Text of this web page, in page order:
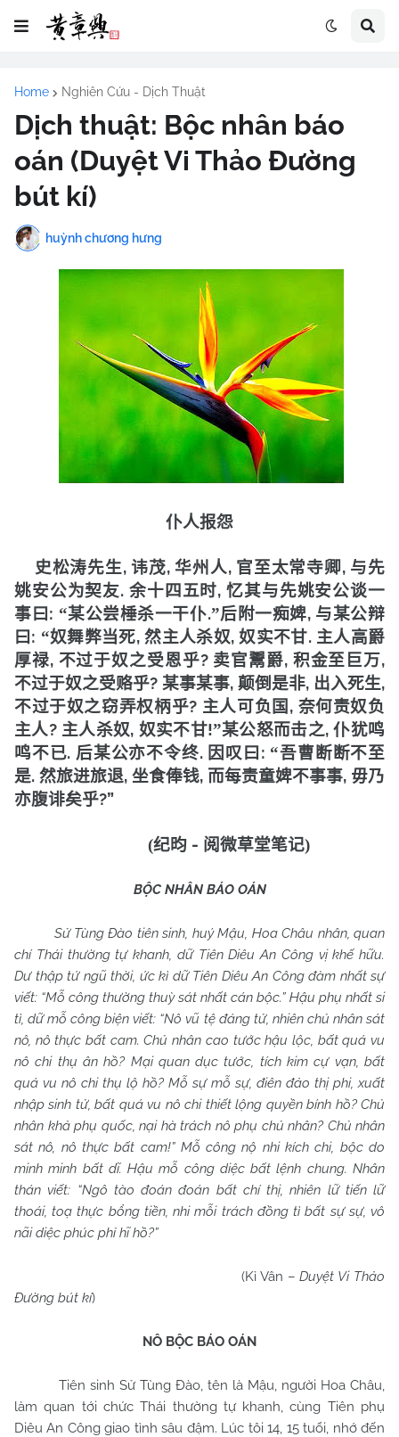
Home Nghiên Cứu - Dịch Thuật
Dịch thuật: Bộc nhân báo
oán (Duyệt Vi Thảo Đường
bút kí)
huỳnh chương hưng
仆人报怨
史松涛先生,讳茂,华州人, 官至太常寺卿, 与先
姚安公为契友.余十四五时,忆其与先姚安公谈一
事曰 : “某公尝棰杀一干仆.”后附一痴婢, 与某公辩
曰 : “奴舞弊当死,然主人杀奴,奴实不甘. 主人高爵
厚禄, 不过于奴之受恩乎? 卖官鬻爵, 积金至巨万,
不过于奴之受赂乎? 某事某事, 颠倒是非, 出入死生,
不过于奴之窃弄权柄乎? 主人可负国 , 奈何责奴负
主人? 主人杀奴, 奴实不甘!”某公怒而击之,仆犹鸣
鸣不已. 后某公亦不令终. 因叹曰 : “吾曹断断不至
是. 然旅进旅退, 坐食俸钱, 而每责童婢不事事, 毋乃
亦腹诽矣乎?”
(纪昀 - 阅微草堂笔记)
BỘC NHÂN BÁO OÁN
Sử Tùng Đào tiên sinh, huý Mậu, Hoa Châu nhân, quan
chí Thái thường tự khanh, dữ Tiên Diêu An Công vị khế hữu.
Dư thập tứ ngũ thời, ức kì dữ Tiên Diêu An Công đàm nhất sự
viết: “Mỗ công thường thuỳ sát nhất cán bộc.” Hậu phụ nhất si
tì, dữ mỗ công biện viết: “Nô vũ tệ đáng tử, nhiên chủ nhân sát
nô, nô thực bất cam. Chủ nhân cao tước hậu lộc, bất quá vu
nô chi thụ ân hồ? Mại quan dục tước, tích kim cự vạn, bất
quá vu nô chi thụ lộ hồ? Mỗ sự mỗ sự, điên đảo thị phi, xuất
nhập sinh tử, bất quá vu nô chi thiết lộng quyền bính hồ? Chủ
nhân khả phụ quốc, nại hà trách nô phụ chủ nhân? Chủ nhân
sát nô, nô thực bất cam!” Mỗ công nộ nhi kích chi, bộc do
minh minh bất dĩ. Hậu mỗ công diệc bất lệnh chung. Nhân
thán viết: “Ngô tào đoán đoán bất chí thị, nhiên lữ tiến lữ
thoái, toạ thực bổng tiền, nhi mỗi trách đồng tì bất sự sự, vô
nãi diệc phúc phỉ hĩ hồ?”
(Kỉ Vân –Duyệt Vi Thảo
Đường bút kí)
NÔ BỘC BÁO OÁN
Tiên sinh Sử Tùng Đào, tên là Mậu, người Hoa Châu,
làm quan tới chức Thái thường tự khanh, cùng Tiên phụ
Diêu An Công giao tình sâu đậm. Lúc tôi 14, 15 tuổi, nhớ đến